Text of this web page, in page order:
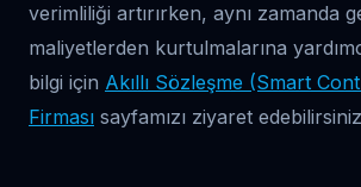
verimliliği artırırken, aynı zamanda
maliyetlerden kurtulmalarına
bilgi için Akıllı Sözleşme (Smart
Firması sayfamızı ziyaret